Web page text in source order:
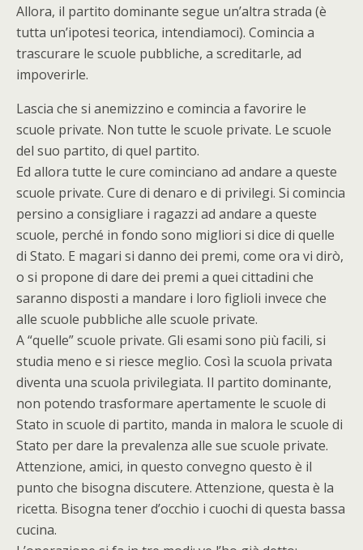
Allora, il partito dominante segue un’altra strada (è
tutta un’ipotesi teorica, intendiamoci). Comincia a
trascurare le scuole pubbliche, a screditarle, ad
impoverirle.
Lascia che si anemizzino e comincia a favorire le
scuole private. Non tutte le scuole private. Le scuole
del suo partito, di quel partito.
Ed allora tutte le cure cominciano ad andare a queste
scuole private. Cure di denaro e di privilegi. Si comincia
persino a consigliare i ragazzi ad andare a queste
scuole, perché in fondo sono migliori si dice di quelle
di Stato. E magari si danno dei premi, come ora vi dirò,
o si propone di dare dei premi a quei cittadini che
saranno disposti a mandare i loro figlioli invece che
alle scuole pubbliche alle scuole private.
A “quelle” scuole private. Gli esami sono più facili, si
studia meno e si riesce meglio. Così la scuola privata
diventa una scuola privilegiata. Il partito dominante,
non potendo trasformare apertamente le scuole di
Stato in scuole di partito, manda in malora le scuole di
Stato per dare la prevalenza alle sue scuole private.
Attenzione, amici, in questo convegno questo è il
punto che bisogna discutere. Attenzione, questa è la
ricetta. Bisogna tener d’occhio i cuochi di questa bassa
cucina.